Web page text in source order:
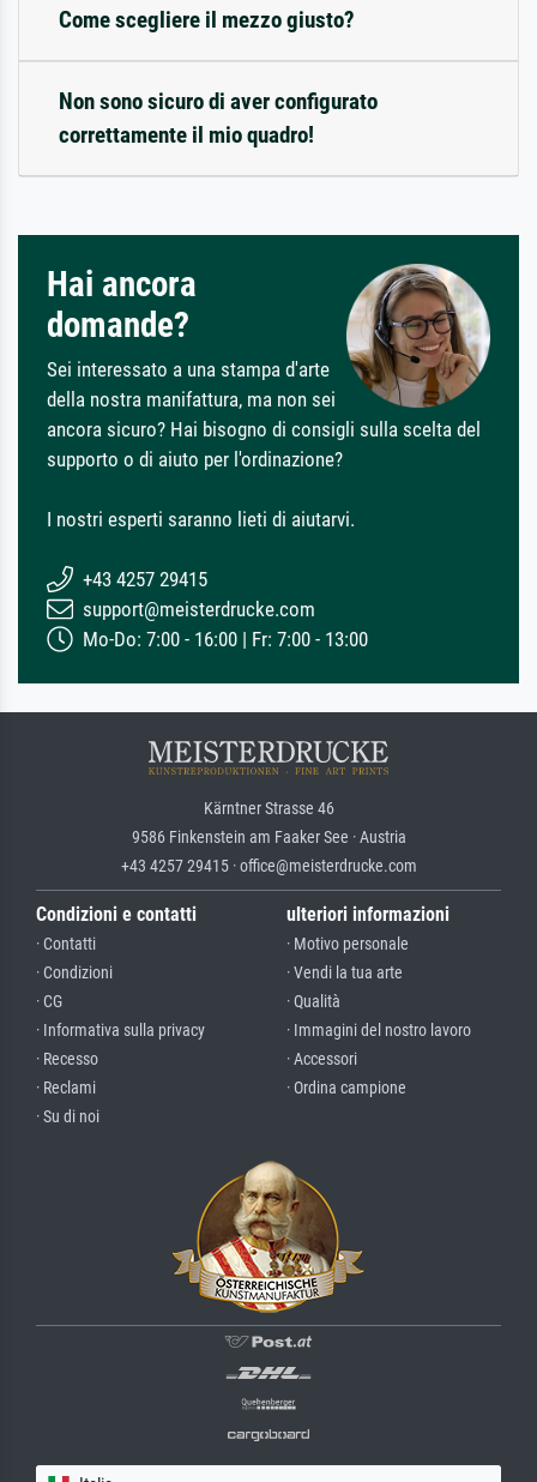
Come scegliere il mezzo giusto?
Non sono sicuro di aver configurato
correttamente il mio quadro!
Hai ancora
domande?
Sei interessato a una stampa d'arte
della nostra manifattura, ma non sei
ancora sicuro? Hai bisogno di consigli sulla scelta del
supporto o di aiuto per l'ordinazione?
I nostri esperti saranno lieti di aiutarvi.
+43 4257 29415
support@meisterdrucke.com
Mo-Do: 7:00 - 16:00 | Fr: 7:00 - 13:00
Kärntner Strasse 46
9586 Finkenstein am Faaker See · Austria
+43 4257 29415 · office@meisterdrucke.com
Condizioni e contatti
· Contatti
· Condizioni
· CG
· Informativa sulla privacy
· Recesso
· Reclami
· Su di noi
ulteriori informazioni
· Motivo personale
· Vendi la tua arte
· Qualità
· Immagini del nostro lavoro
· Accessori
· Ordina campione